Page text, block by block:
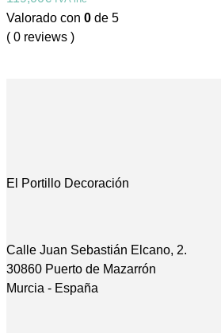
Valorado con 0 de 5
( 0 reviews )
El Portillo Decoración
Calle Juan Sebastián Elcano, 2.
30860 Puerto de Mazarrón
Murcia - España